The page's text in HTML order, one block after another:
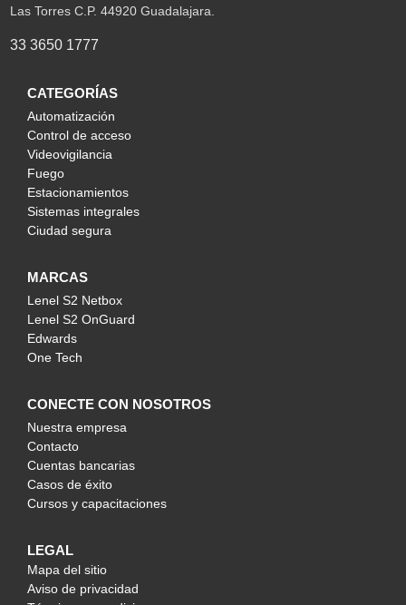
Las Torres C.P. 44920 Guadalajara.
33 3650 1777
CATEGORÍAS
Automatización
Control de acceso
Videovigilancia
Fuego
Estacionamientos
Sistemas integrales
Ciudad segura
MARCAS
Lenel S2 Netbox
Lenel S2 OnGuard
Edwards
One Tech
CONECTE CON NOSOTROS
Nuestra empresa
Contacto
Cuentas bancarias
Casos de éxito
Cursos y capacitaciones
LEGAL
Mapa del sitio
Aviso de privacidad